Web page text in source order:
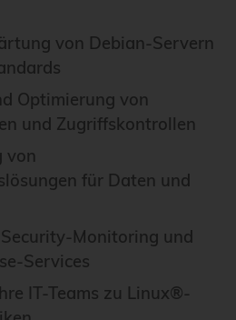
von Debian-Servern
Optimierung von
und Zugriffskontrollen
von
für Daten und
Monitoring und
Services
IT-Teams zu Linux®-